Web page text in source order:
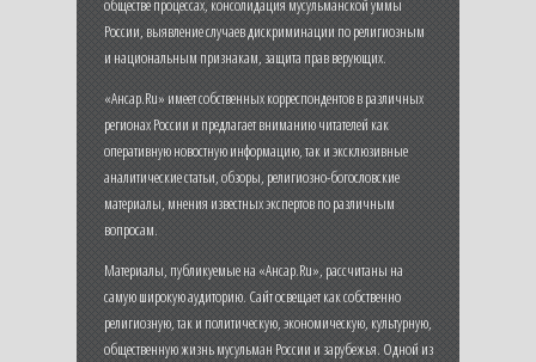
обществе процессах, консолидация мусульманской уммы
России, выявление случаев дискриминации по религиозным
и национальным признакам, защита прав верующих.
«Ансар.Ru» имеет собственных корреспондентов в различных
регионах России и предлагает вниманию читателей как
оперативную новостную информацию, так и эксклюзивные
аналитические статьи, обзоры, религиозно-богословские
материалы, мнения известных экспертов по различным
вопросам.
Материалы, публикуемые на «Ансар.Ru», рассчитаны на
самую широкую аудиторию. Сайт освещает как собственно
религиозную, так и политическую, экономическую, культурную,
общественную жизнь мусульман России и зарубежья. Одной из